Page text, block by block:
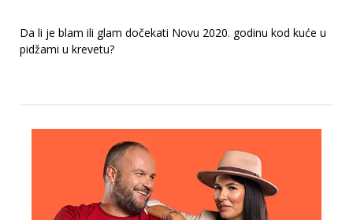
Da li je blam ili glam dočekati Novu 2020. godinu kod kuće u
pidžami u krevetu?